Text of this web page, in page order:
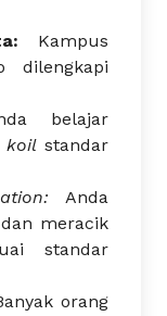
Kampus
belajar
koilstandar
Anda
meracik
standar
orang